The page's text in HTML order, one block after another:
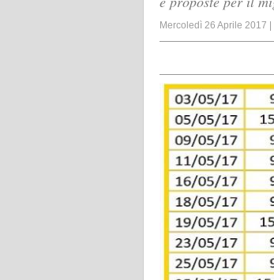
Mercoledì 26 Aprile 2017 |